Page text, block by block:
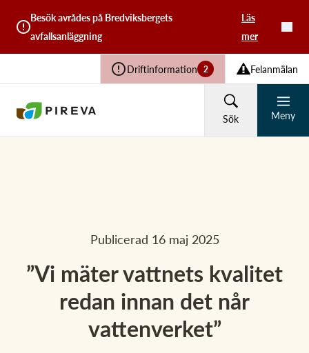
Besök avrådes på Bredviksbergets
avfallsanläggning
Läs
mer
Driftinformation 2 Felanmälan
Sök Meny
Vatten och avlopp
Vad söker du?
Publicerad 16 maj 2025
”Vi mäter vattnets kvalitet
redan innan det når
vattenverket”